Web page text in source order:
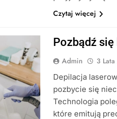
Czytaj więcej
Pozbądź
Admin 3
Depilacja
pozbycie się
Technologia
które emitują